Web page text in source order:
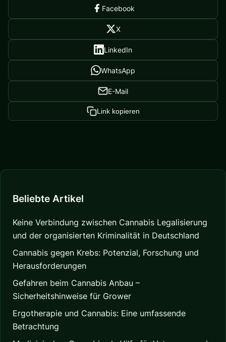
Facebook
X
LinkedIn
WhatsApp
E-Mail
Link kopieren
Beliebte Artikel
Keine Verbindung zwischen Cannabis Legalisierung
und der organisierten Kriminalität in Deutschland
Cannabis gegen Krebs: Potenzial, Forschung und
Herausforderungen
Gefahren beim Cannabis Anbau –
Sicherheitshinweise für Grower
Ergotherapie und Cannabis: Eine umfassende
Betrachtung